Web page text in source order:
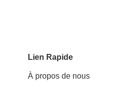
Lien Rapide
À propos de nous